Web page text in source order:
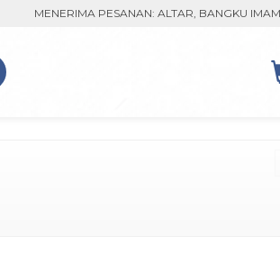
MENERIMA PESANAN: ALTAR, BANGKU IMAM,